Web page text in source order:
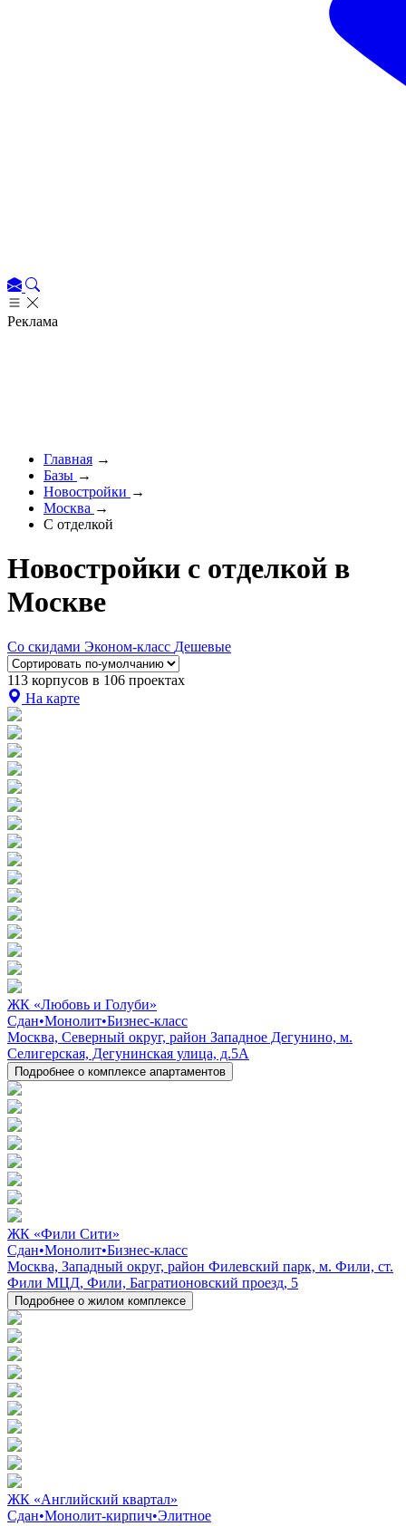
Реклама
Главная →
Базы →
Новостройки →
Москва →
С отделкой
Новостройки с отделкой в
Москве
Со скидами Эконом-класс Дешевые
113 корпусов в 106 проектах
На карте
ЖК «Любовь и Голуби»
Сдан•Монолит•Бизнес-класс
Москва, Северный округ, район Западное Дегунино, м.
Селигерская, Дегунинская улица, д.5А
Подробнее о комплексе апартаментов
ЖК «Фили Сити»
Сдан•Монолит•Бизнес-класс
Москва, Западный округ, район Филевский парк, м. Фили, ст.
Фили МЦД, Фили, Багратионовский проезд, 5
Подробнее о жилом комплексе
ЖК «Английский квартал»
Сдан•Монолит-кирпич•Элитное